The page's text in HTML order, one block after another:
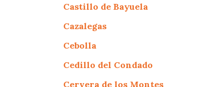
Castillo de Bayuela
Cazalegas
Cebolla
Cedillo del Condado
Cervera de los Montes